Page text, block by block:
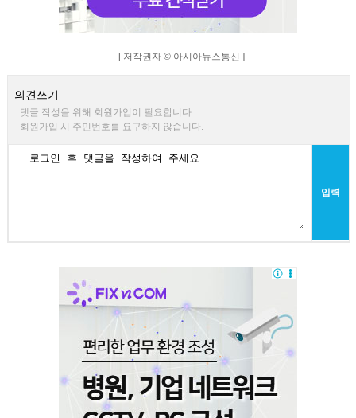
[ 저작권자 © 아시아뉴스통신 ]
의견쓰기
댓글 작성을 위해 회원가입이 필요합니다.
회원가입 시 주민번호를 요구하지 않습니다.
입력